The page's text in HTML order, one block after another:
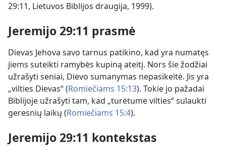
29:11, Lietuvos Biblijos draugija, 1999).
Jeremijo 29:11 prasmė
Dievas Jehova savo tarnus patikino, kad yra numatęs
jiems suteikti ramybės kupiną ateitį. Nors šie žodžiai
užrašyti seniai, Dievo sumanymas nepasikeitė. Jis yra
„vilties Dievas“ (Romiečiams 15:13). Tokie jo pažadai
Biblijoje užrašyti tam, kad „turėtume vilties“ sulaukti
geresnių laikų (Romiečiams 15:4).
Jeremijo 29:11 kontekstas